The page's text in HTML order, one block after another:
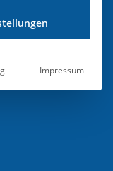
Impressum